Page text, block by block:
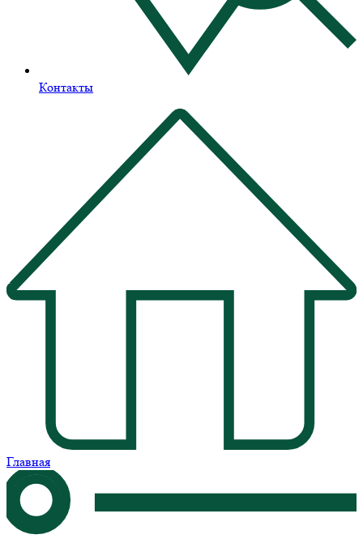
Контакты
Главная